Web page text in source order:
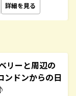
詳細を見る
リーと周辺の
ンドンからの日